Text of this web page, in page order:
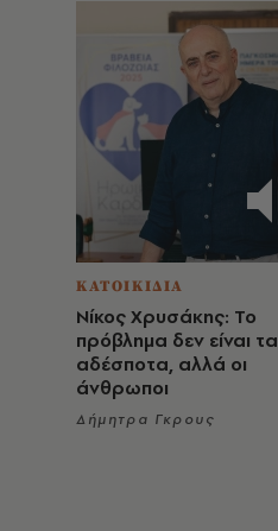
ΚΑΤΟΙΚΙΔΙΑ
Νίκος Χρυσάκης: Το
πρόβλημα δεν είναι τα
αδέσποτα, αλλά οι
άνθρωποι
Δήμητρα Γκρους